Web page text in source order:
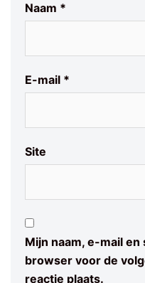
Naam *
E-mail *
Site
Mijn naam, e-mail
browser voor de
reactie plaats.